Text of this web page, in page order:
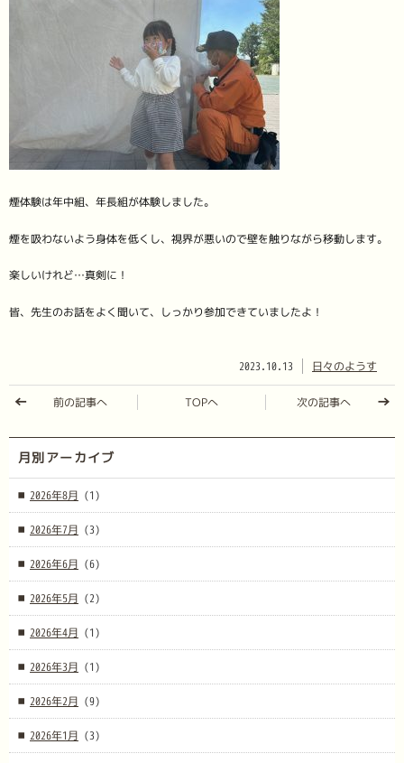
煙体験は年中組、年長組が体験しました。
煙を吸わないよう身体を低くし、視界が悪いので壁を触りながら移動します。
楽しいけれど…真剣に！
皆、先生のお話をよく聞いて、しっかり参加できていましたよ！
2023.10.13 日々のようす
前の記事へ TOPへ 次の記事へ
月別アーカイブ
2026年8月 (1)
2026年7月 (3)
2026年6月 (6)
2026年5月 (2)
2026年4月 (1)
2026年3月 (1)
2026年2月 (9)
2026年1月 (3)